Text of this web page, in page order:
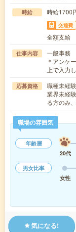
時給 時給1700
交通費
全額支給
仕事内容
一般事務
＊アンケ
上で入力
応募資格
職種未経
業界未経
る方のみ
職場の雰囲気
年齢層
20代
男女比率
女性
気になる!